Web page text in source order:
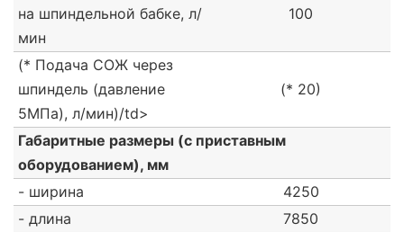
на шпиндельной бабке, л/
мин
100
(* Подача СОЖ через
шпиндель (давление
5МПа), л/мин)/td>
(* 20)
Габаритные размеры (с приставным
оборудованием), мм
- ширина
4250
- длина
7850